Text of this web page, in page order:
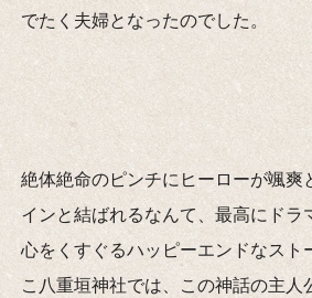
でたく夫婦となったのでした。
絶体絶命のピンチにヒーローが颯爽
インと結ばれるなんて、最高にドラ
心をくすぐるハッピーエンドなスト
こ八重垣神社では、この神話の主人